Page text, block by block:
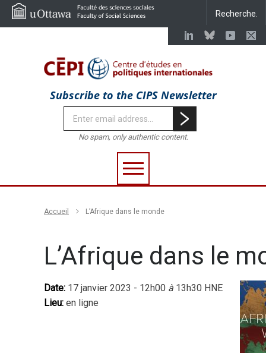
Subscribe to the CIPS Newsletter
No spam, only authentic content.
Accueil L’Afrique dans le monde
L’Afrique dans le
Date: 17 janvier 2023 - 12h00 à 13h30 HNE
Lieu: en ligne